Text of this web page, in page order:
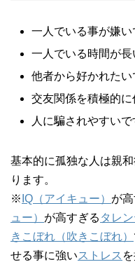
一人でいる事が嫌い
一人でいる時間が長
他者から好かれたい
交友関係を積極的に
人に騙されやすいで
基本的に孤独な人は親
ります。
※ IQ（アイキュー） が
ュー） が高すぎる タレ
きこぼれ（吹きこぼれ）
せる事に強いストレス